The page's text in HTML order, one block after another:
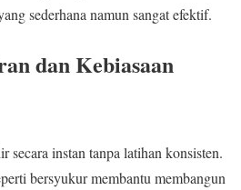
sederhana namun sangat efektif.
dan Kebiasaan
instan tanpa latihan konsisten.
bersyukur membantu membangun